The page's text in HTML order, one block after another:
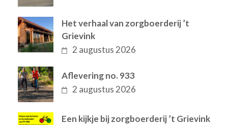
Het verhaal van zorgboerderij ’t
Grievink
2 augustus 2026
Aflevering no. 933
2 augustus 2026
Een kijkje bij zorgboerderij ’t Grievink